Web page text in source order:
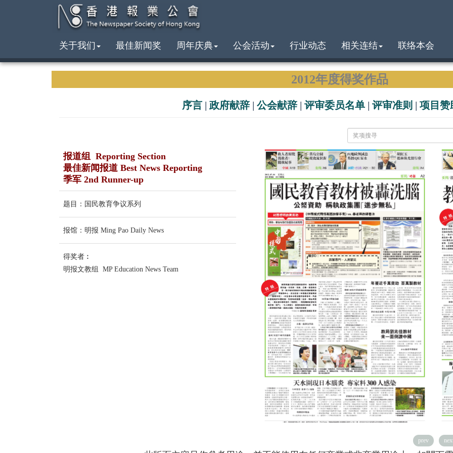
关于我们 最佳新闻奖 周年庆典 公会活动 行业动态 相关连结 联络本会
2012年度得奖作品
序言 | 政府献辞 | 公会献辞 | 评审委员名单 | 评审准则 | 项目赞
报道组 Reporting Section
最佳新闻报道 Best News Reporting
季军 2nd Runner-up
题目：国民教育争议系列
报馆：明报 Ming Pao Daily News
得奖者︰
明报文教组 MP Education News Team
prev